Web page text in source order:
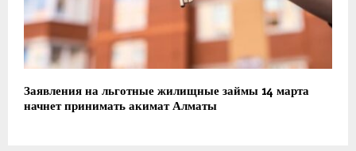
Заявления на льготные жилищные займы 14 марта
начнет принимать акимат Алматы